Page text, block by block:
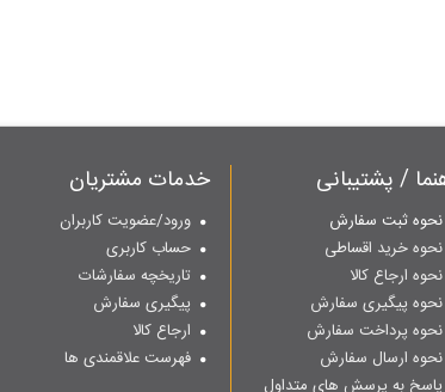
/ پشتیبانی
نحوه ثبت سفارش
نحوه خرید اقساطی
نحوه ارجاع کالا
نحوه پیگیری سفارش
نحوه پرداخت سفارش
نحوه ارسال سفارش
پاسخ به پرسش های متداول
خدمات مشتریان
ورود/عضویت کاربران
حساب کاربری
تاریخچه سفارشات
پیگیری سفارش
ارجاع کالا
فهرست علاقمندی ها